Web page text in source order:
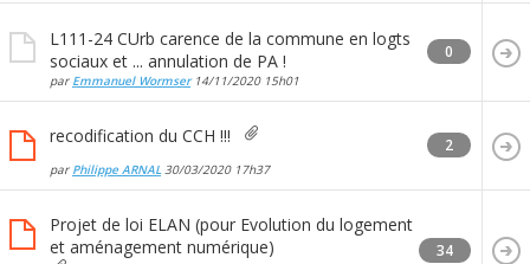
L111-24 CUrb carence de la commune en logts
sociaux et ... annulation de PA !
par Emmanuel Wormser14/11/2020 15h01
0
recodification du CCH !!!
par Philippe ARNAL 30/03/2020 17h37
2
Projet de loi ELAN (pour Evolution du logement
et aménagement numérique)
34